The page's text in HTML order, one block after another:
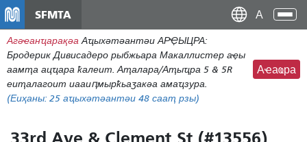
контену
принципал
SFMTA
Агәҽанҵарақәа Аҵыхәтәантәи АРҾЫЦРА:
Бродерик Дивисадеро рыбжьара Макаллистер аҿы
аамҭа ацҵара ҟалеит. Аҭалара/Аҭыҵра 5 & 5R
еиҭалагоит иааиԥмырҟьаӡакәа амаҵзура.
(Еиҳаны: 25 аҵыхәтәантәи 48 сааҭ рзы)
Аҽаҩра